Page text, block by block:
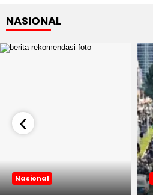
NASIONAL
Nasional
‹